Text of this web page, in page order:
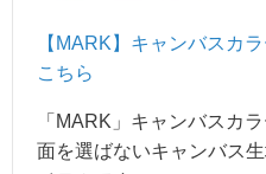
【MARK】キャンバスカ
こちら
「MARK」キャンバスカ
面を選ばないキャンバス